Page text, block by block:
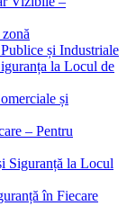
și Industriale
la Locul de
și
– Pentru
Siguranță la Locul
în Fiecare